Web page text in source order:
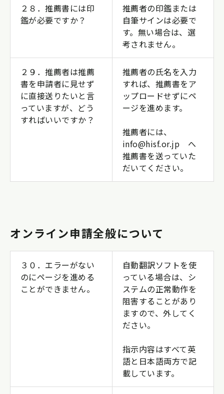
２８．推薦書には印
鑑が必要ですか？
推薦者の印鑑または
自筆サインは必要で
す。無い場合は、選
考されません。
２９．推薦者は推薦
書を申請者に見せず
に直接送りたいと言
っていますが、どう
すればいいですか？
推薦者の氏名を入力
すれば、推薦書をア
ップロードせずにペ
ージを進めます。
推薦者には、
info@hisf.or.jp へ
推薦書を送っていた
だいてください。
オンライン申請全般について
３０．エラーがない
のにページを進める
ことができません。
自動翻訳ソフトを使
っている場合は、シ
ステムの正常動作を
阻害することがあり
ますので、外してく
ださい。
指示内容はすべて英
語と日本語両方で記
載しています。